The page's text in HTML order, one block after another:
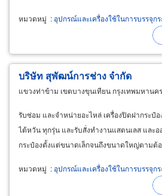
หมวดหมู่ : อุปกรณ์และเครื่องใช้ในการบรรจุกร
บริษัท สุพัฒน์การช่าง จำกัด
แขวงท่าข้าม เขตบางขุนเทียน กรุงเทพมหานค
รับซ่อม และจำหน่ายอะไหล่ เครื่องปิดฝากระป๋
ไต้หวัน ทุกรุ่น และรับสั่งทำงานแสตนเลส และ
กระป๋องตั้งแต่ขนาดเล็กจนถึงขนาดใหญ่ตามต้
หมวดหมู่ : อุปกรณ์และเครื่องใช้ในการบรรจุกร